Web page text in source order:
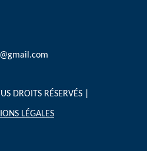
DROITS RÉSERVÉS |
LÉGALES